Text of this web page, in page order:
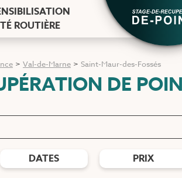
ROUTIÈRE
> Val-de-Marne > Saint-Maur-des-Fossés
DE
DATES PRIX